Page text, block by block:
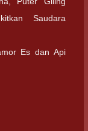
Saudara
Es dan Api